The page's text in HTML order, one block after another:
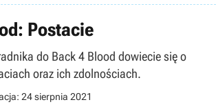
Postacie
do Back 4 Blood dowiecie się o
oraz ich zdolnościach.
24 sierpnia 2021